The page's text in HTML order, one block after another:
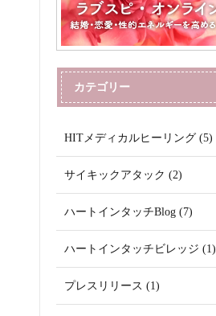
カテゴリー
HITメディカルヒーリング (5)
サイキックアタック (2)
ハートインタッチBlog (7)
ハートインタッチビレッジ (1)
プレスリリース (1)